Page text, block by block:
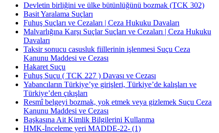
Devletin birliğini ve ülke bütünlüğünü bozmak (TCK 302)
Basit Yaralama Suçları
Fuhuş Suçları ve Cezaları | Ceza Hukuku Davaları
Malvarlığına Karşı Suçlar Suçları ve Cezaları | Ceza Hukuku
Davaları
Taksir sonucu casusluk fiillerinin işlenmesi Suçu Ceza
Kanunu Maddesi ve Cezası
Hakaret Suçu
Fuhuş Suçu ( TCK 227 ) Davası ve Cezası
Yabancıların Türkiye’ye girişleri, Türkiye’de kalışları ve
Türkiye’den çıkışları
Resmî belgeyi bozmak, yok etmek veya gizlemek Suçu Ceza
Kanunu Maddesi ve Cezası
Başkasına Ait Kimlik Bilgilerini Kullanma
HMK-İnceleme yeri ​​​​​​​MADDE-22- (1)